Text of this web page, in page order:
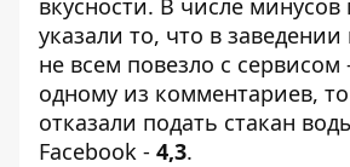
вкусности. В числе минусов
указали то, что в
не всем повезло с сервисом
одному из комментариев,
отказали подать стакан
Facebook - 4,3.